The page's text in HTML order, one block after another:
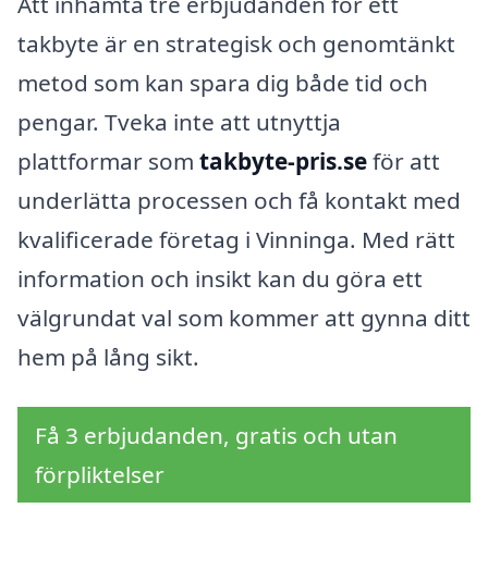
takbyte är en strategisk och genomtänkt
metod som kan spara dig både tid och
pengar. Tveka inte att utnyttja
plattformar som takbyte-pris.seför att
underlätta processen och få kontakt med
kvalificerade företag i Vinninga. Med rätt
information och insikt kan du göra ett
välgrundat val som kommer att gynna ditt
hem på lång sikt.
Få 3 erbjudanden, gratis och utan
förpliktelser